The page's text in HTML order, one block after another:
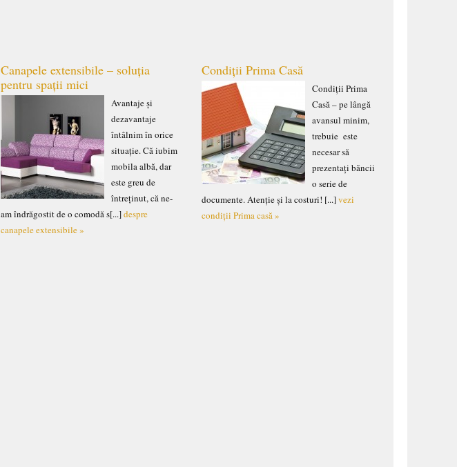
Canapele extensibile – soluția
pentru spații mici
Avantaje și
dezavantaje
întâlnim în orice
situație. Că iubim
mobila albă, dar
este greu de
întreținut, că ne-
am îndrăgostit de o comodă s[...]despre
canapele extensibile »
Condiții Prima Casă
Condiții Prima
Casă – pe lângă
avansul minim,
trebuie este
necesar să
prezentați băncii
o serie de
documente. Atenție și la costuri! [...]vezi
condiții Prima casă »